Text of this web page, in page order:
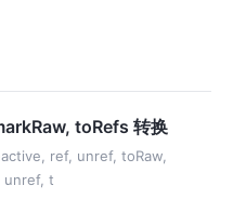
toRefs 转换
ref, unref, toRaw,
unref, t